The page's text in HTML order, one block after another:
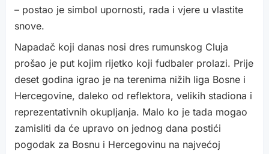
– postao je simbol upornosti, rada i vjere u vlastite
snove.
Napadač koji danas nosi dres rumunskog Cluja
prošao je put kojim rijetko koji fudbaler prolazi. Prije
deset godina igrao je na terenima nižih liga Bosne i
Hercegovine, daleko od reflektora, velikih stadiona i
reprezentativnih okupljanja. Malo ko je tada mogao
zamisliti da će upravo on jednog dana postići
pogodak za Bosnu i Hercegovinu na najvećoj